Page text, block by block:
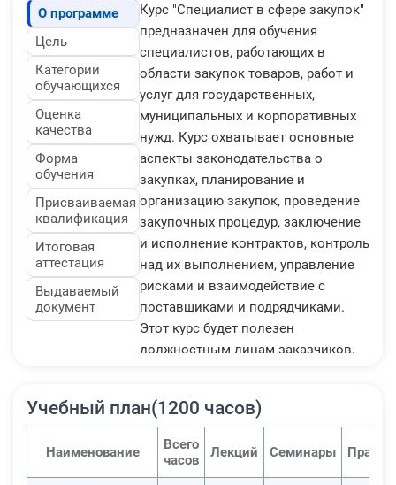
О программе
Цель
Категории
обучающихся
Оценка
качества
Форма
обучения
Присваиваемая
квалификация
Итоговая
аттестация
Выдаваемый
документ
Курс "Специалист в сфере закупок"
предназначен для обучения
специалистов, работающих в
области закупок товаров, работ и
услуг для государственных,
муниципальных и корпоративных
нужд. Курс охватывает основные
аспекты законодательства о
закупках, планирование и
организацию закупок, проведение
закупочных процедур, заключение
и исполнение контрактов, контроль
над их выполнением, управление
рисками и взаимодействие с
поставщиками и подрядчиками.
Этот курс будет полезен
должностным лицам заказчиков,
для повышения профессиональной
законодательных требований.
Учебный план(1200 часов)
Наименование
Всего
часов
Лекций Семинары